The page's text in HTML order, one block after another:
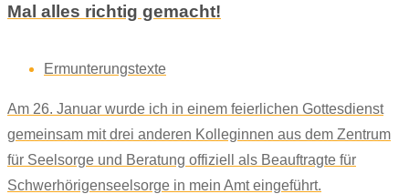
Mal alles richtig gemacht!
Ermunterungstexte
Am 26. Januar wurde ich in einem feierlichen Gottesdienst
gemeinsam mit drei anderen Kolleginnen aus dem Zentrum
für Seelsorge und Beratung offiziell als Beauftragte für
Schwerhörigenseelsorge in mein Amt eingeführt.